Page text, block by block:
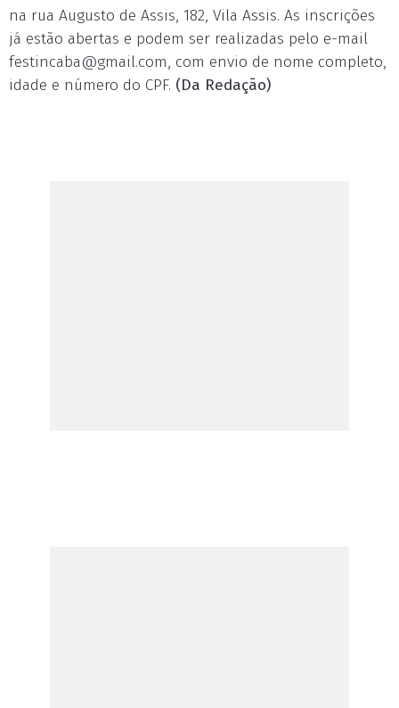
na rua Augusto de Assis, 182, Vila Assis. As inscrições
já estão abertas e podem ser realizadas pelo e-mail
festincaba@gmail.com, com envio de nome completo,
idade e número do CPF. (Da Redação)